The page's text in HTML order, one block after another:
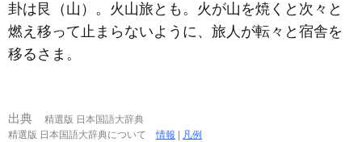
卦は艮（山）。火山旅とも。火が山を焼くと次々と
燃え移って止まらないように、旅人が転々と宿舎を
移るさま。
出典
精選版 日本国語大辞典
精選版 日本国語大辞典について情報 凡例